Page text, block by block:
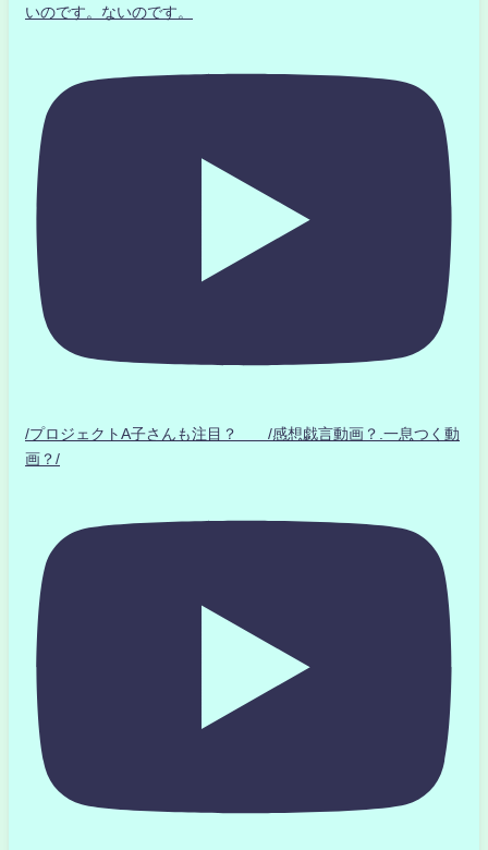
いのです。ないのです。
/プロジェクトA子さんも注目？ /感想戯言動画？.一息つく動
画？/